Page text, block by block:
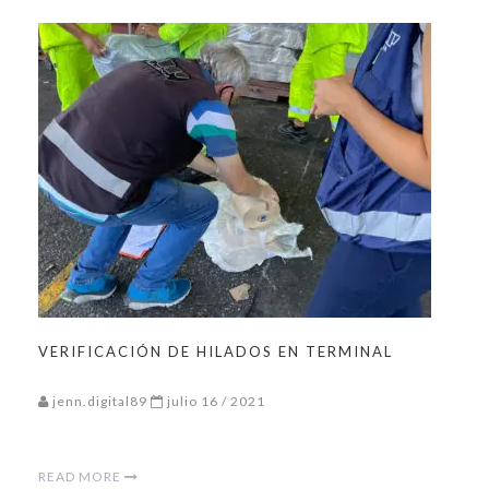
VERIFICACIÓN DE HILADOS EN TERMINAL
jenn.digital89 julio 16 / 2021
READ MORE